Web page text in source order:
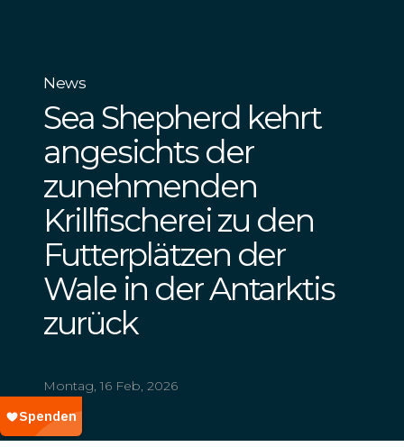
News
Sea Shepherd kehrt
angesichts der
zunehmenden
Krillfischerei zu den
Futterplätzen der
Wale in der Antarktis
zurück
Montag, 16 Feb, 2026